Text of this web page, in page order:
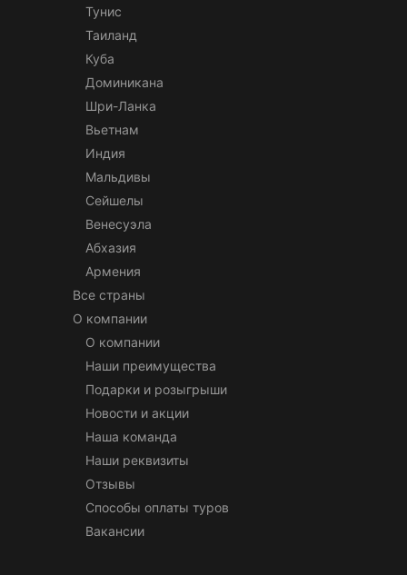
Тунис
Таиланд
Куба
Доминикана
Шри-Ланка
Вьетнам
Индия
Мальдивы
Сейшелы
Венесуэла
Абхазия
Армения
Все страны
О компании
О компании
Наши преимущества
Подарки и розыгрыши
Новости и акции
Наша команда
Наши реквизиты
Отзывы
Способы оплаты туров
Вакансии